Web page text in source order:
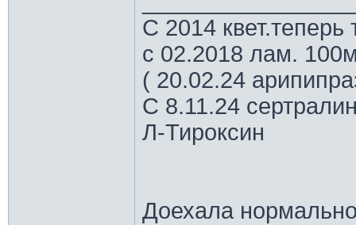
С 2014 квет.теперь
с 02.2018 лам.
( 20.02.24
С 8.11.24
Л-Тироксин
Доехала